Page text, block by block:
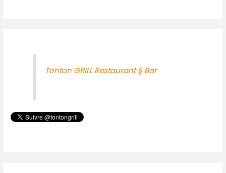
Tonton GRILL Restaurant § Bar